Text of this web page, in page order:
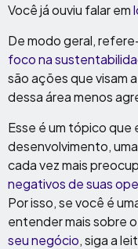
Você já ouviu falar em
De modo geral,
foco na
são ações que visam
dessa área menos
Esse é um tópico
desenvolvimento,
cada vez mais
negativos de suas
Por isso, se você é
entender mais sobre
seu negócio, siga a